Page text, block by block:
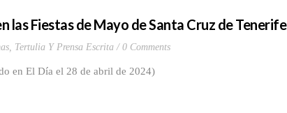
las Fiestas de Mayo de Santa Cruz de Tenerife
, Tertulia Y Prensa Escrita 0 Comments
en El Día el 28 de abril de 2024)